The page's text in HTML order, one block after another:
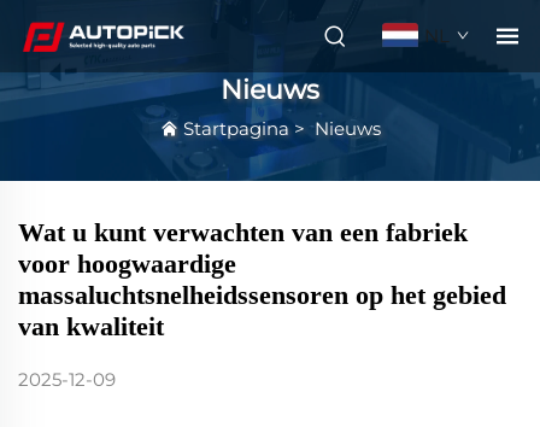
NL
Nieuws
Startpagina>Nieuws
Wat u kunt verwachten van een fabriek
voor hoogwaardige
massaluchtsnelheidssensoren op het gebied
van kwaliteit
2025-12-09